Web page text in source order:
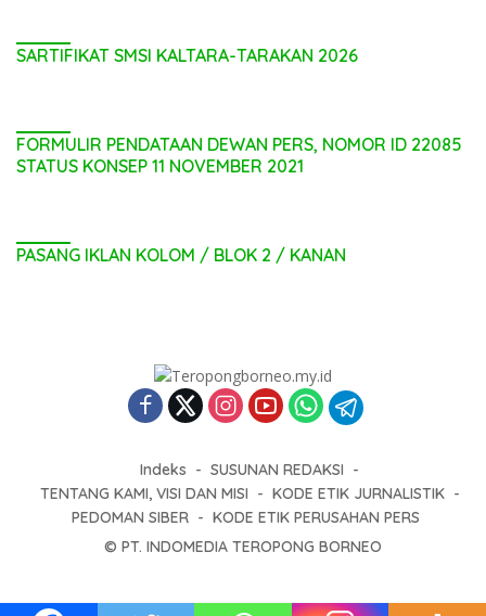
SARTIFIKAT SMSI KALTARA-TARAKAN 2026
FORMULIR PENDATAAN DEWAN PERS, NOMOR ID 22085
STATUS KONSEP 11 NOVEMBER 2021
PASANG IKLAN KOLOM / BLOK 2 / KANAN
Indeks
SUSUNAN REDAKSI
TENTANG KAMI, VISI DAN MISI
KODE ETIK JURNALISTIK
PEDOMAN SIBER
KODE ETIK PERUSAHAN PERS
© PT. INDOMEDIA TEROPONG BORNEO